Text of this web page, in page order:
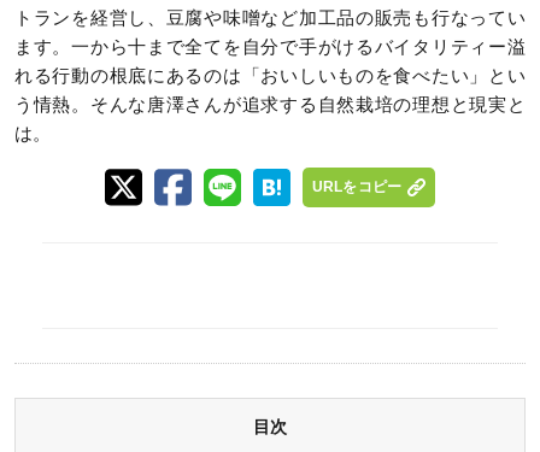
トランを経営し、豆腐や味噌など加工品の販売も行なってい
ます。一から十まで全てを自分で手がけるバイタリティー溢
れる行動の根底にあるのは「おいしいものを食べたい」とい
う情熱。そんな唐澤さんが追求する自然栽培の理想と現実と
は。
URLをコピー
目次